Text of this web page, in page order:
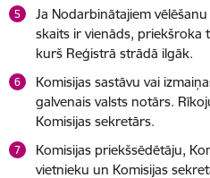
Ja Nodarbinātajiem
skaits ir vienāds, priekšroka
kurš Reģistrā strādā ilgāk.
Komisijas sastāvu vai
galvenais valsts notārs.
Komisijas sekretārs.
Komisijas priekšsēdētāju,
vietnieku un Komisijas